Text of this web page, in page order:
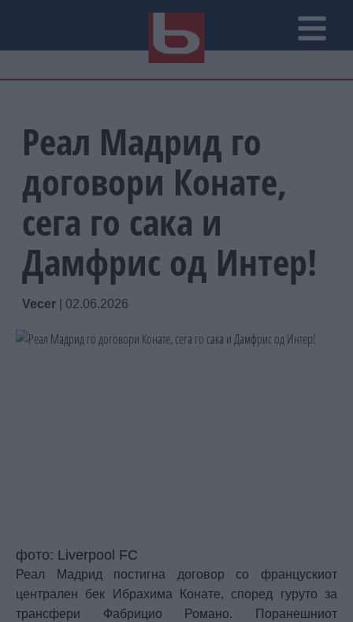
Реал Мадрид го
договори Конате,
сега го сака и
Дамфрис од Интер!
Vecer 02.06.2026
фото: Liverpool FC
Реал Мадрид постигна договор со францускиот
централен бек Ибрахима Конате, според гуруто за
трансфери Фабрицио Романо. Поранешниот